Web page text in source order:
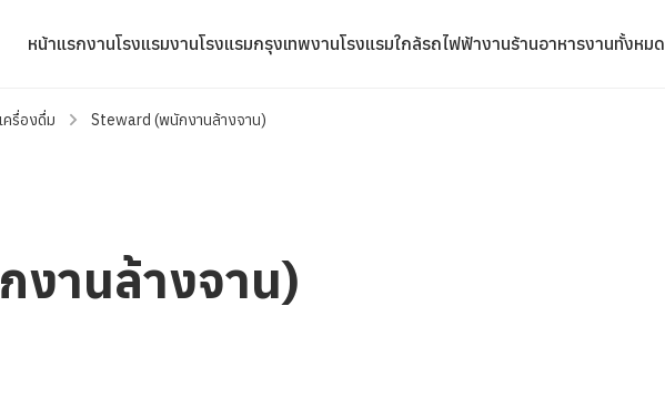
หน้าแรกงานโรงแรมงานโรงแรมกรุงเทพงานโรงแรมใกล้รถไฟฟ้างานร้านอาหารงานทั้งหมด
ครื่องดื่ม Steward (พนักงานล้างจาน)
งานล้างจาน)